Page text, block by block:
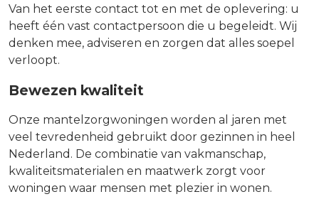
Van het eerste contact tot en met de oplevering: u
heeft één vast contactpersoon die u begeleidt. Wij
denken mee, adviseren en zorgen dat alles soepel
verloopt.
Bewezen kwaliteit
Onze mantelzorgwoningen worden al jaren met
veel tevredenheid gebruikt door gezinnen in heel
Nederland. De combinatie van vakmanschap,
kwaliteitsmaterialen en maatwerk zorgt voor
woningen waar mensen met plezier in wonen.